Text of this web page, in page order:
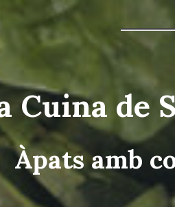
Cuina de
Àpats amb